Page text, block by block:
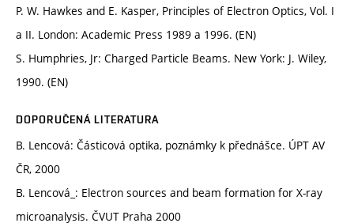
P. W. Hawkes and E. Kasper, Principles of Electron Optics, Vol. I
a II. London: Academic Press 1989 a 1996. (EN)
S. Humphries, Jr: Charged Particle Beams. New York: J. Wiley,
1990. (EN)
DOPORUČENÁ LITERATURA
B. Lencová: Částicová optika, poznámky k přednášce. ÚPT AV
ČR, 2000
B. Lencová_: Electron sources and beam formation for X-ray
microanalysis. ČVUT Praha 2000